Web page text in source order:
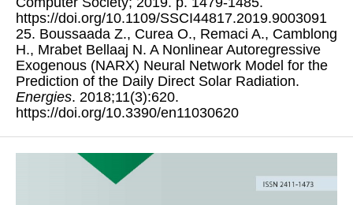
https://doi.org/10.1109/SSCI44817.2019.9003091
25. Boussaada Z., Curea O., Remaci A., Camblong
H., Mrabet Bellaaj N. A Nonlinear Autoregressive
Exogenous (NARX) Neural Network Model for the
Prediction of the Daily Direct Solar Radiation.
Energies. 2018;11(3):620.
https://doi.org/10.3390/en11030620